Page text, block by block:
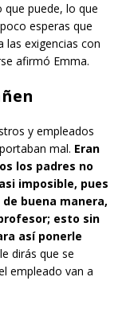
que puede, lo que
esperas que
las exigencias con
afirmó Emma.
y empleados
mal. Eran
los padres no
imposible, pues
buena manera,
esto sin
así ponerle
dirás que se
empleado van a